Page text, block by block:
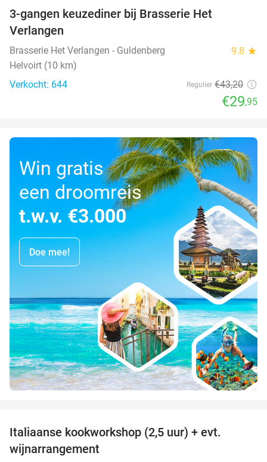
3-gangen keuzediner bij Brasserie Het
Verlangen
Brasserie Het Verlangen - Guldenberg 9.8 star
Helvoirt (10 km)
Verkocht: 644
Regulier €43,20
€29,95
Win gratis
een droomreis
t.w.v. €3.000
Doe mee!
Italiaanse kookworkshop (2,5 uur) + evt.
wijnarrangement